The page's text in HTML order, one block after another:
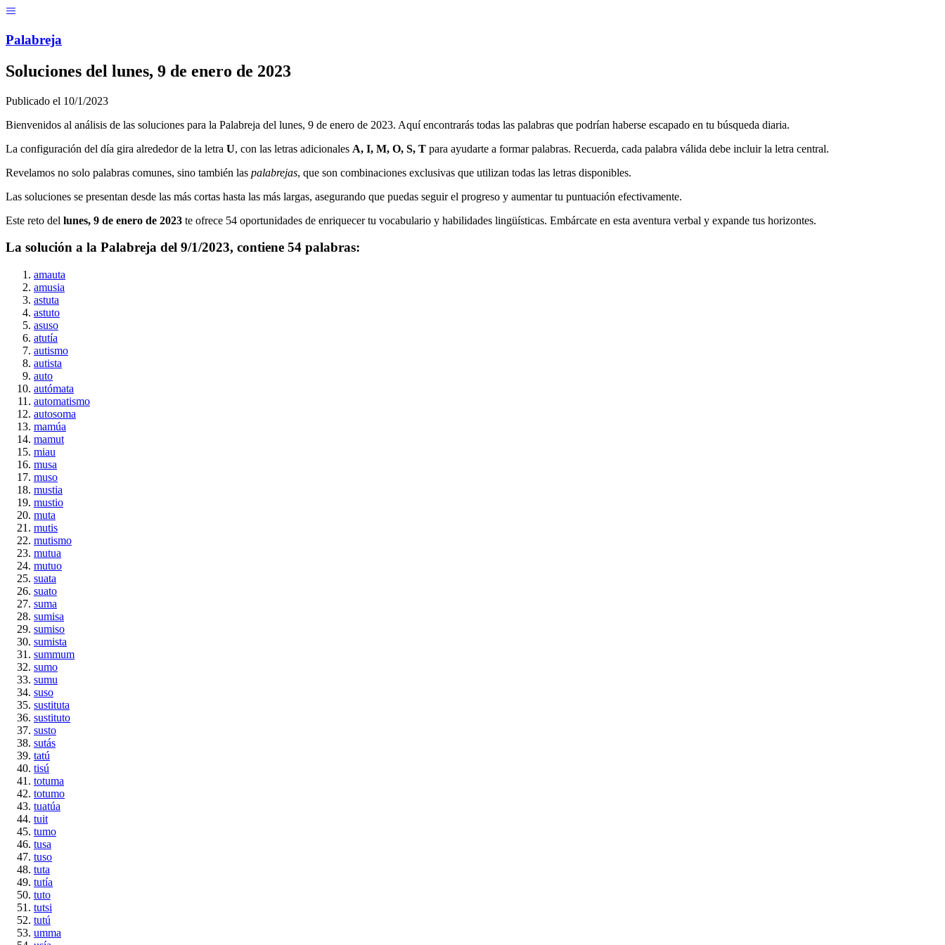
Palabreja
Soluciones del lunes, 9 de enero de 2023
Publicado el 10/1/2023
Bienvenidos al análisis de las soluciones para la Palabreja del lunes, 9 de enero de 2023. Aquí encontrarás todas las palabras que podrían haberse escapado en tu búsqueda diaria.
La configuración del día gira alrededor de la letra U, con las letras adicionales A, I, M, O, S, T para ayudarte a formar palabras. Recuerda, cada palabra válida debe incluir la letra central.
Revelamos no solo palabras comunes, sino también las palabrejas, que son combinaciones exclusivas que utilizan todas las letras disponibles.
Las soluciones se presentan desde las más cortas hasta las más largas, asegurando que puedas seguir el progreso y aumentar tu puntuación efectivamente.
Este reto del lunes, 9 de enero de 2023 te ofrece 54 oportunidades de enriquecer tu vocabulario y habilidades lingüísticas. Embárcate en esta aventura verbal y expande tus horizontes.
La solución a la Palabreja del 9/1/2023, contiene 54 palabras:
amauta
amusia
astuta
astuto
asuso
atutía
autismo
autista
auto
autómata
automatismo
autosoma
mamúa
mamut
miau
musa
muso
mustia
mustio
muta
mutis
mutismo
mutua
mutuo
suata
suato
suma
sumisa
sumiso
sumista
summum
sumo
sumu
suso
sustituta
sustituto
susto
sutás
tatú
tisú
totuma
totumo
tuatúa
tuit
tumo
tusa
tuso
tuta
tutía
tuto
tutsi
tutú
umma